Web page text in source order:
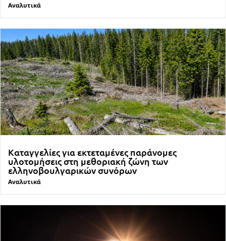
Αναλυτικά
Καταγγελίες για εκτεταμένες παράνομες
υλοτομήσεις στη μεθοριακή ζώνη των
ελληνοβουλγαρικών συνόρων
Αναλυτικά